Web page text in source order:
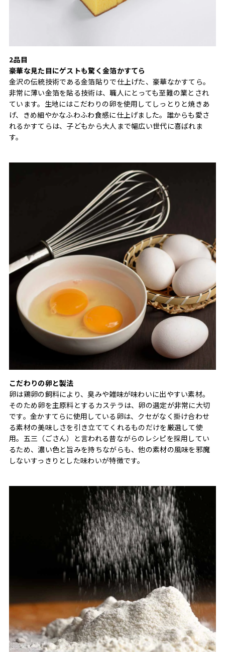
2品目
豪華な見た目にゲストも驚く金箔かすてら
金沢の伝統技術である金箔貼りで仕上げた、豪華なかすてら。
非常に薄い金箔を貼る技術は、職人にとっても至難の業とされ
ています。生地にはこだわりの卵を使用してしっとりと焼きあ
げ、きめ細やかなふわふわ食感に仕上げました。誰からも愛さ
れるかすてらは、子どもから大人まで幅広い世代に喜ばれま
す。
こだわりの卵と製法
卵は鶏卵の飼料により、臭みや雑味が味わいに出やすい素材。
そのため卵を主原料とするカステラは、卵の選定が非常に大切
です。金かすてらに使用している卵は、クセがなく掛け合わせ
る素材の美味しさを引き立ててくれるものだけを厳選して使
用。五三（ごさん）と言われる昔ながらのレシピを採用してい
るため、濃い色と旨みを持ちながらも、他の素材の風味を邪魔
しないすっきりとした味わいが特徴です。